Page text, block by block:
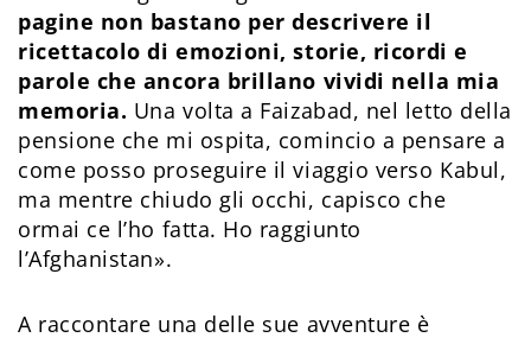
pagine non bastano per descrivere il
ricettacolo di emozioni, storie, ricordi e
parole che ancora brillano vividi nella mia
memoria. Una volta a Faizabad, nel letto della
pensione che mi ospita, comincio a pensare a
come posso proseguire il viaggio verso Kabul,
ma mentre chiudo gli occhi, capisco che
ormai ce l’ho fatta. Ho raggiunto
l’Afghanistan».
A raccontare una delle sue avventure è